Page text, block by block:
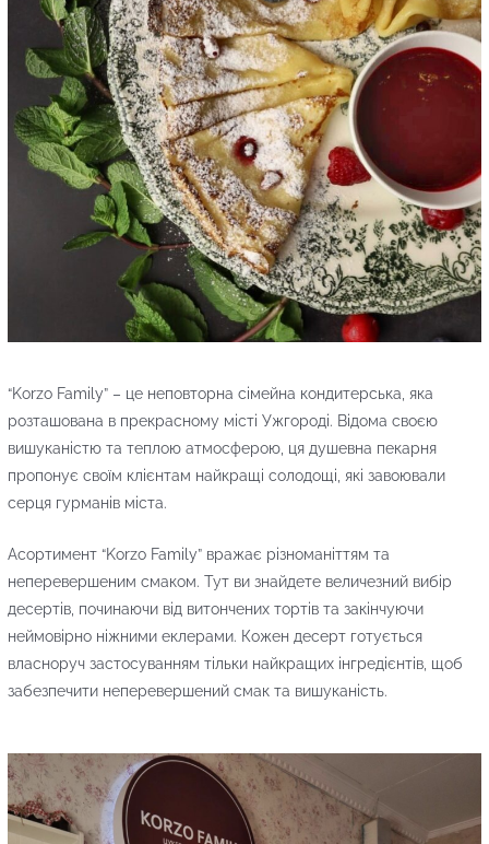
“Korzo Family” – це неповторна сімейна кондитерська, яка
розташована в прекрасному місті Ужгороді. Відома своєю
вишуканістю та теплою атмосферою, ця душевна пекарня
пропонує своїм клієнтам найкращі солодощі, які завоювали
серця гурманів міста.
Асортимент “Korzo Family” вражає різноманіттям та
неперевершеним смаком. Тут ви знайдете величезний вибір
десертів, починаючи від витончених тортів та закінчуючи
неймовірно ніжними еклерами. Кожен десерт готується
власноруч застосуванням тільки найкращих інгредієнтів, щоб
забезпечити неперевершений смак та вишуканість.